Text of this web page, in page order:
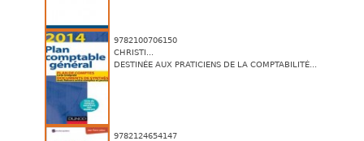
9782100706150
CHRISTI...
DESTINÉE AUX PRATICIENS DE LA COMPTABILITÉ...
9782124654147